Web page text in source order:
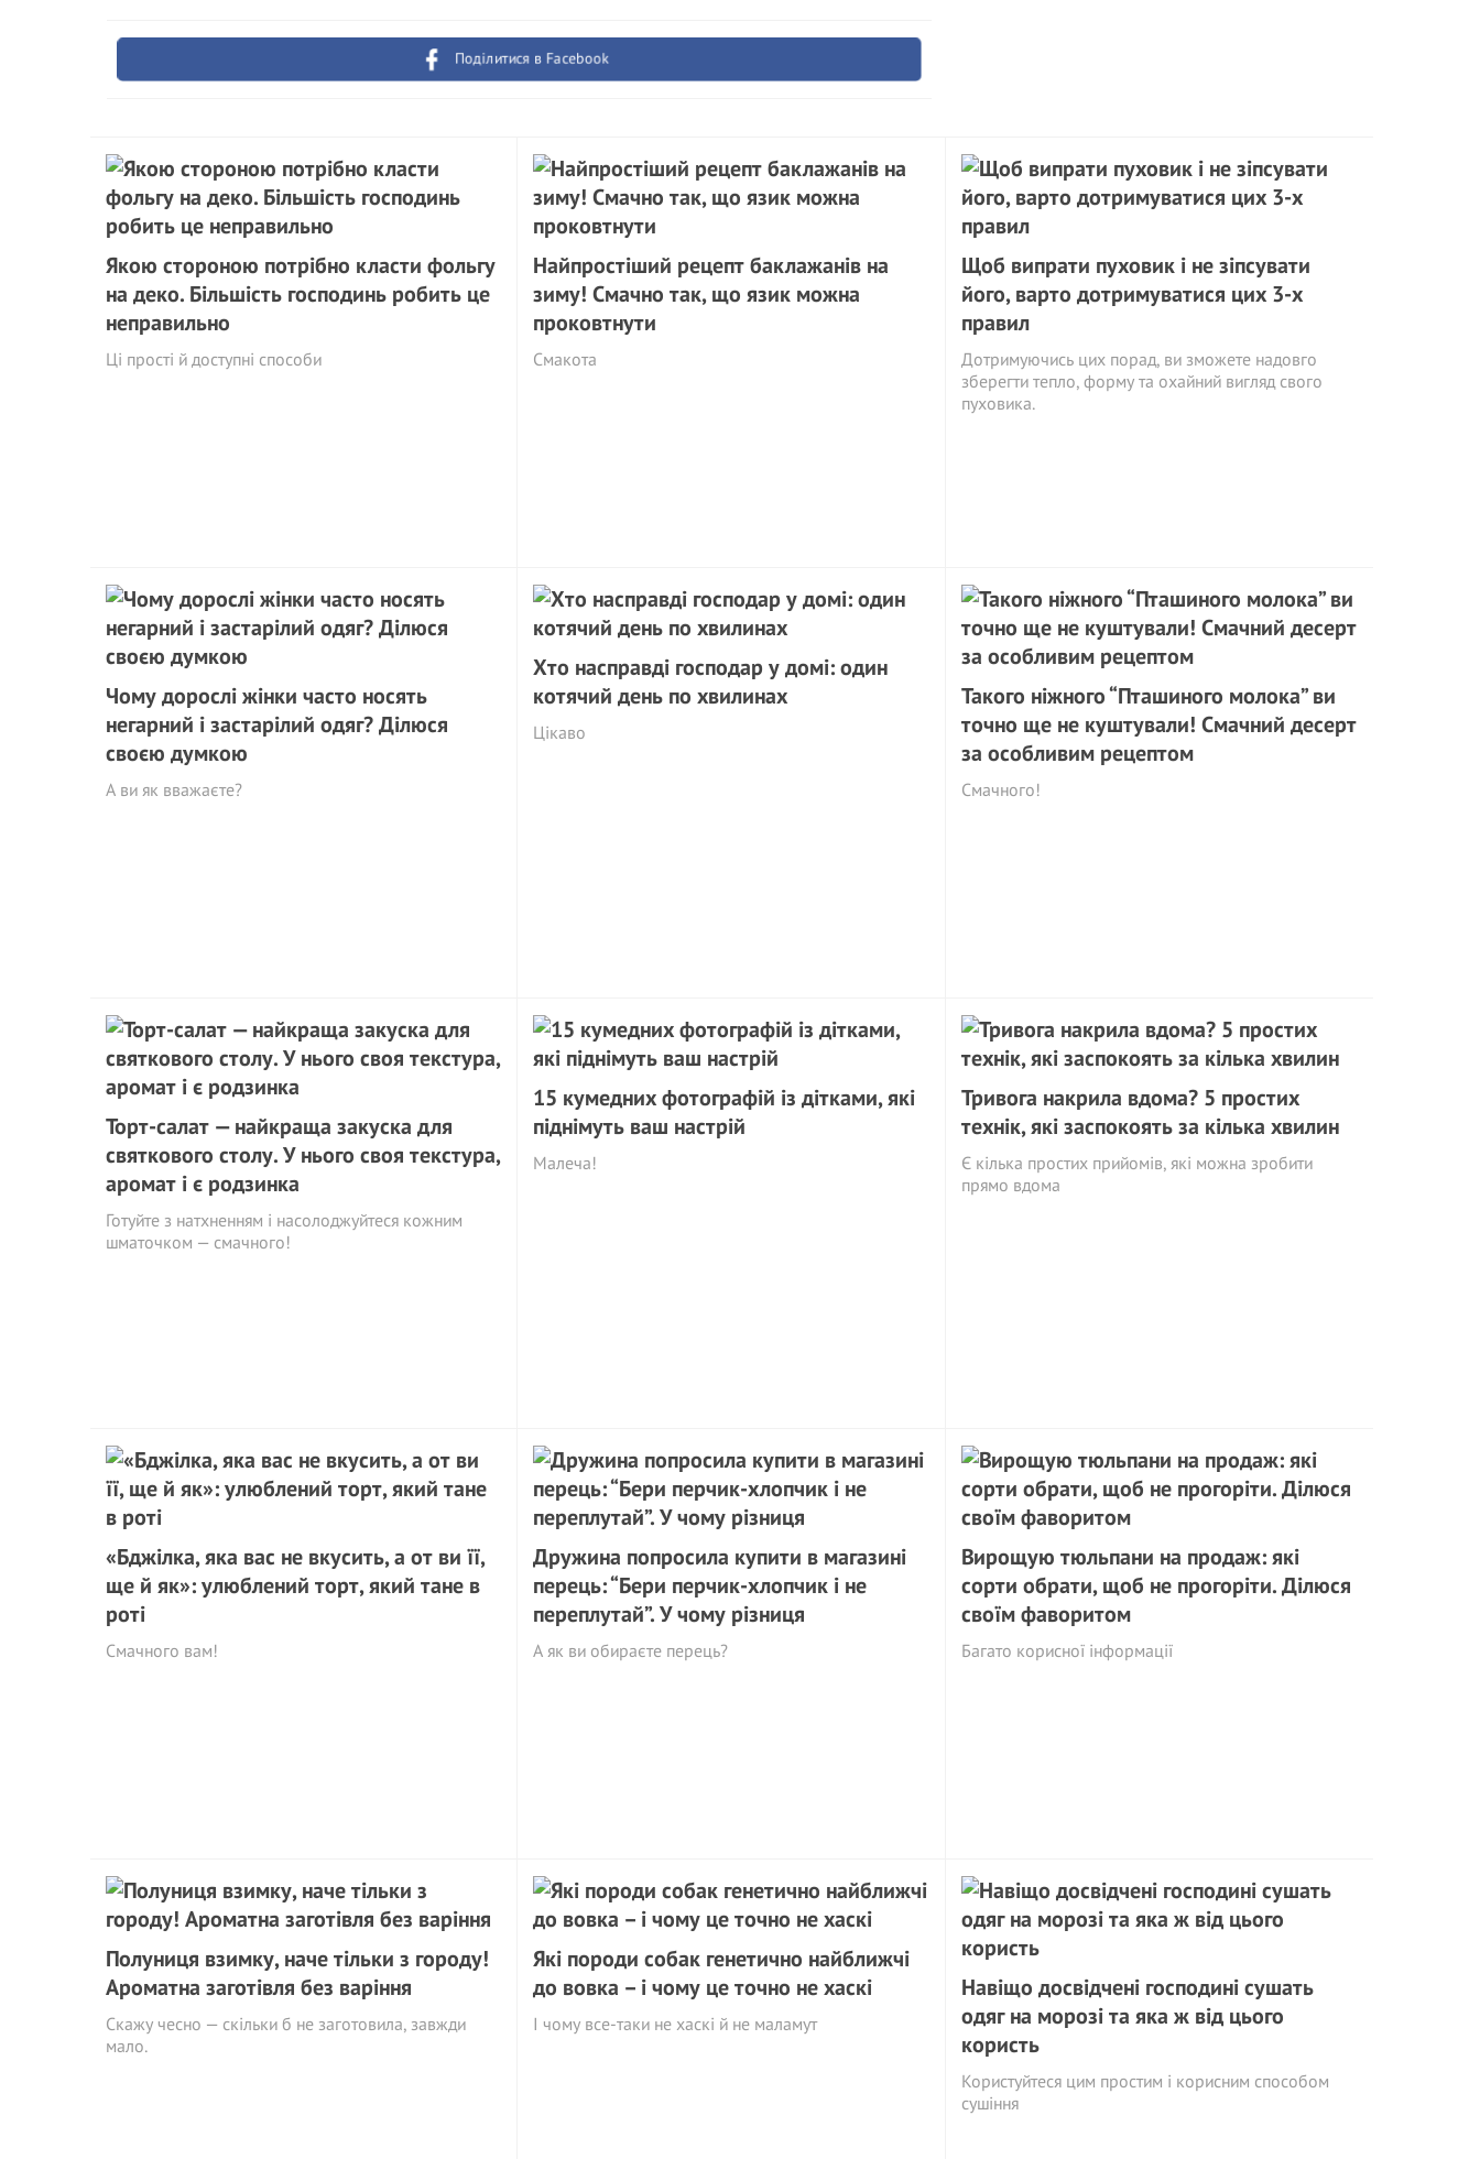
Поділитися в Facebook
Якою стороною потрібно класти фольгу
на деко. Більшість господинь робить це
неправильно
Ці прості й доступні способи
Найпростіший рецепт баклажанів на
зиму! Смачно так, що язик можна
проковтнути
Смакота
Щоб випрати пуховик і не зіпсувати
його, варто дотримуватися цих 3-х
правил
Дотримуючись цих порад, ви зможете надовго
зберегти тепло, форму та охайний вигляд свого
пуховика.
Чому дорослі жінки часто носять
негарний і застарілий одяг? Ділюся
своєю думкою
А ви як вважаєте?
Хто насправді господар у домі: один
котячий день по хвилинах
Цікаво
Такого ніжного “Пташиного молока” ви
точно ще не куштували! Смачний десерт
за особливим рецептом
Смачного!
Торт-салат — найкраща закуска для
святкового столу. У нього своя текстура,
аромат і є родзинка
Готуйте з натхненням і насолоджуйтеся кожним
шматочком — смачного!
15 кумедних фотографій із дітками, які
піднімуть ваш настрій
Малеча!
Тривога накрила вдома? 5 простих
технік, які заспокоять за кілька хвилин
Є кілька простих прийомів, які можна зробити
прямо вдома
«Бджілка, яка вас не вкусить, а от ви її,
ще й як»: улюблений торт, який тане в
роті
Смачного вам!
Дружина попросила купити в магазині
перець: “Бери перчик-хлопчик і не
переплутай”. У чому різниця
А як ви обираєте перець?
Вирощую тюльпани на продаж: які
сорти обрати, щоб не прогоріти. Ділюся
своїм фаворитом
Багато корисної інформації
Полуниця взимку, наче тільки з городу!
Ароматна заготівля без варіння
Скажу чесно — скільки б не заготовила, завжди
мало.
Які породи собак генетично найближчі
до вовка – і чому це точно не хаскі
І чому все-таки не хаскі й не маламут
Навіщо досвідчені господині сушать
одяг на морозі та яка ж від цього
користь
Користуйтеся цим простим і корисним способом
сушіння